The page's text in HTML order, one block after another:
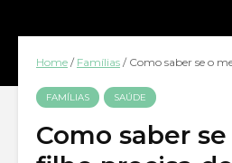
Home / Famílias / Como saber se o
FAMÍLIAS SAÚDE
Como saber